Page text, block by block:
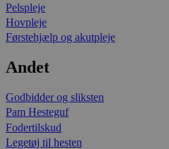
Pelspleje
Hovpleje
Førstehjælp og akutpleje
Andet
Godbidder og sliksten
Pam Hesteguf
Fodertilskud
Legetøj til hesten